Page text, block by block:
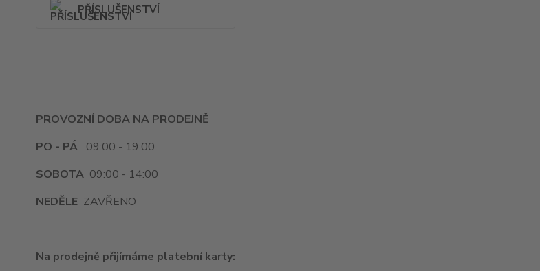
PŘÍSLUŠENSTVÍ
PROVOZNÍ DOBA NA PRODEJNĚ
PO - PÁ 09:00 - 19:00
SOBOTA 09:00 - 14:00
NEDĚLE ZAVŘENO
Na prodejně přijímáme platební karty: